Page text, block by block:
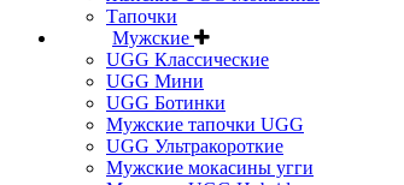
Тапочки
Мужские
UGG Классические
UGG Мини
UGG Ботинки
Мужские тапочки UGG
UGG Ультракороткие
Мужские мокасины угги